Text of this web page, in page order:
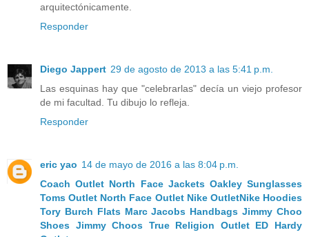
arquitectónicamente.
Responder
Diego Jappert 29 de agosto de 2013 a las 5:41 p.m.
Las esquinas hay que "celebrarlas" decía un viejo profesor
de mi facultad. Tu dibujo lo refleja.
Responder
eric yao 14 de mayo de 2016 a las 8:04 p.m.
Coach Outlet North Face Jackets Oakley Sunglasses
Toms Outlet North Face Outlet Nike OutletNike Hoodies
Tory Burch Flats Marc Jacobs Handbags Jimmy Choo
Shoes Jimmy Choos True Religion Outlet ED Hardy